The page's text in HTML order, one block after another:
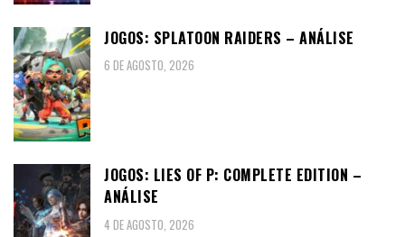
JOGOS: SPLATOON RAIDERS – ANÁLISE
6 DE AGOSTO, 2026
JOGOS: LIES OF P: COMPLETE EDITION –
ANÁLISE
4 DE AGOSTO, 2026